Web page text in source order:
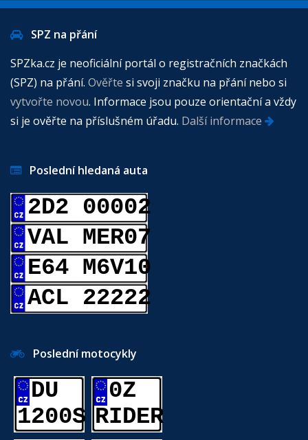
SPZ na přání
SPZka.cz je neoficiální portál o registračních značkách
(SPZ) na přání. Ověřte si svoji značku na přání nebo si
vytvořte novou. Informace jsou pouze orientační a vždy
si je ověřte na příslušném úřadu. Další informace
Poslední hledaná auta
2D2 00002
VAL MER07
E64 M6V10
ACL 22222
Poslední motocykly
DU
1200S
0Z
RIDER